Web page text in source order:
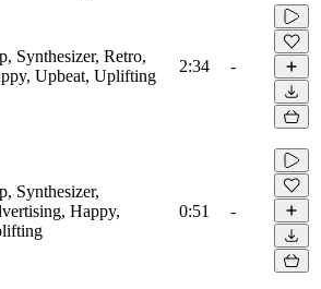
Synthesizer, Retro,
Upbeat, Uplifting
2:34 -
Synthesizer,
Happy,
0:51 -